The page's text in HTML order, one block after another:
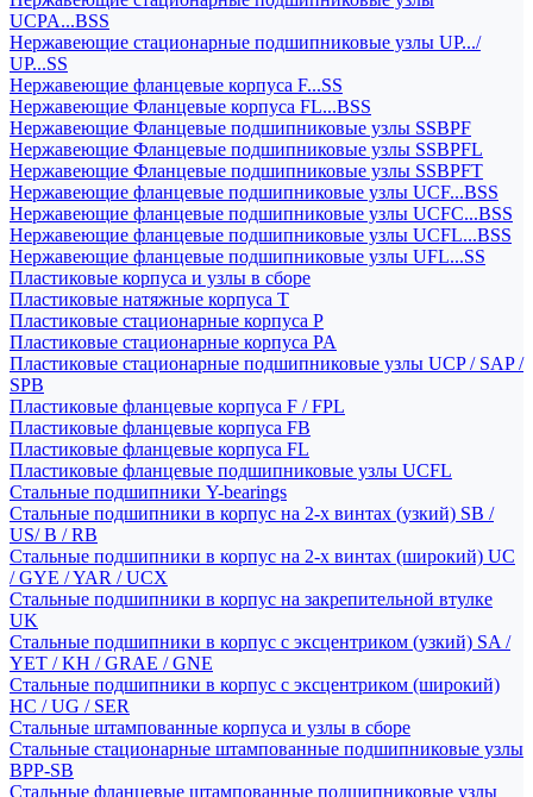
UCPA...BSS
Нержавеющие стационарные подшипниковые узлы UP.../
UP...SS
Нержавеющие фланцевые корпуса F...SS
Нержавеющие Фланцевые корпуса FL...BSS
Нержавеющие Фланцевые подшипниковые узлы SSBPF
Нержавеющие Фланцевые подшипниковые узлы SSBPFL
Нержавеющие Фланцевые подшипниковые узлы SSBPFT
Нержавеющие фланцевые подшипниковые узлы UCF...BSS
Нержавеющие фланцевые подшипниковые узлы UCFC...BSS
Нержавеющие фланцевые подшипниковые узлы UCFL...BSS
Нержавеющие фланцевые подшипниковые узлы UFL...SS
Пластиковые корпуса и узлы в сборе
Пластиковые натяжные корпуса T
Пластиковые стационарные корпуса P
Пластиковые стационарные корпуса PA
Пластиковые стационарные подшипниковые узлы UCP / SAP /
SPB
Пластиковые фланцевые корпуса F / FPL
Пластиковые фланцевые корпуса FB
Пластиковые фланцевые корпуса FL
Пластиковые фланцевые подшипниковые узлы UCFL
Стальные подшипники Y-bearings
Стальные подшипники в корпус на 2-х винтах (узкий) SB /
US/ B / RB
Стальные подшипники в корпус на 2-х винтах (широкий) UC
/ GYE / YAR / UCX
Стальные подшипники в корпус на закрепительной втулке
UK
Стальные подшипники в корпус с эксцентриком (узкий) SA /
YET / KH / GRAE / GNE
Стальные подшипники в корпус с эксцентриком (широкий)
HC / UG / SER
Стальные штампованные корпуса и узлы в сборе
Стальные стационарные штампованные подшипниковые узлы
BPP-SB
Стальные фланцевые штампованные подшипниковые узлы